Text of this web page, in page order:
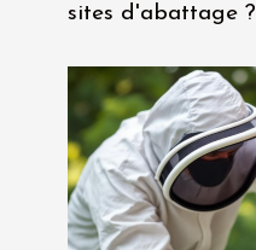
sites d'abattage ?